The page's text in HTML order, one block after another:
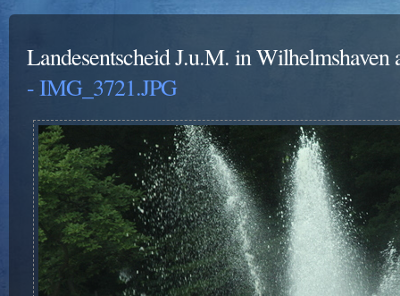
Landesentscheid J.u.M. in Wilhelmshaven
- IMG_3721.JPG